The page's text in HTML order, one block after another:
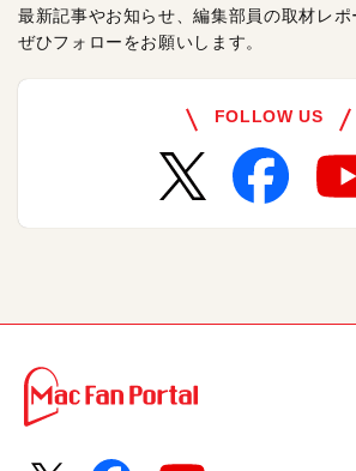
最新記事やお知らせ、編集部員の取材レポ
ぜひフォローをお願いします。
FOLLOW US